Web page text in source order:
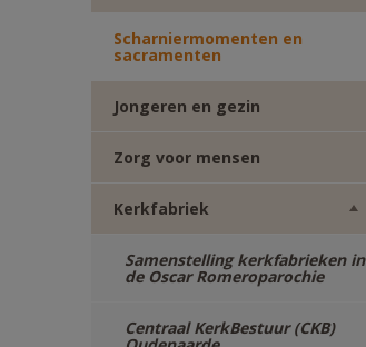
Scharniermomenten en
sacramenten
Jongeren en gezin
Zorg voor mensen
Kerkfabriek
Samenstelling kerkfabrieken in
de Oscar Romeroparochie
Centraal KerkBestuur (CKB)